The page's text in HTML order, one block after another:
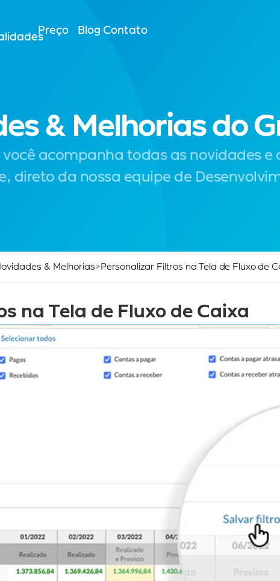
Preço Blog Contato
& Melhorias do
você acompanha todas as novidades e
direto da nossa equipe de
& Melhorias> Personalizar Filtros na Tela de Fluxo de
na Tela de Fluxo de Caixa